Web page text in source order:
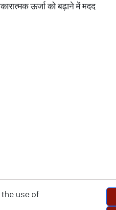
ऊर्जा को बढ़ाने में मदद
use of